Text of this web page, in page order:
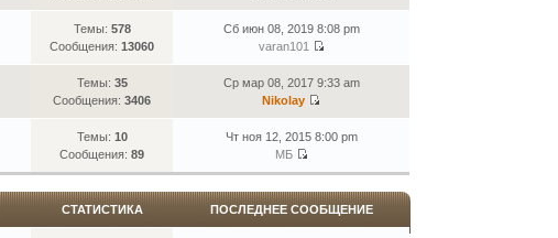
Темы: 578
Сообщения:13060
Сб июн 08, 2019 8:08 pm
varan101
Темы: 35
Сообщения:3406
Ср мар 08, 2017 9:33 am
Nikolay
Темы: 10
Сообщения:89
Чт ноя 12, 2015 8:00 pm
МБ
СТАТИСТИКА ПОСЛЕДНЕЕ СООБЩЕНИЕ